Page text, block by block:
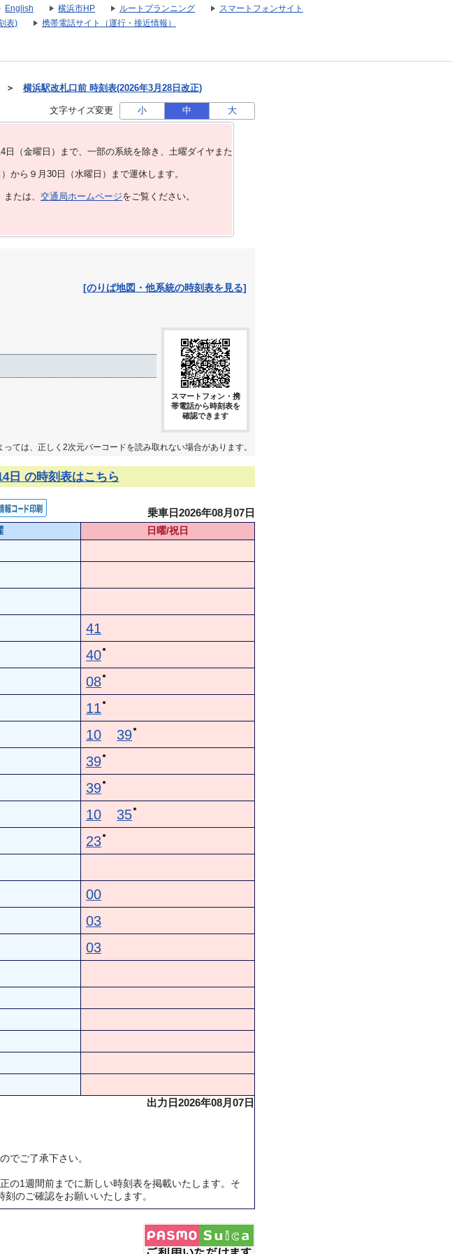
English 横浜市HP ルートプランニング
スマートフォンサイト
表) 携帯電話サイト（運行・接近情報）
＞ 横浜駅改札口前 時刻表(2026年3月28日改正)
文字サイズ変更 小 中 大
（金曜日）まで、⼀部の系統を除き、⼟曜ダイヤまた
ら９月30日（水曜日）まで運休します。
たは、 交通局ホームページをご覧ください。
[のりば地図・他系統の時刻表を見る]
スマートフォン・携
帯電話から時刻表を
確認できます
ては、正しく2次元バーコードを読み取れない場合があります。
日 の時刻表はこちら
乗車日2026年08月07日
日曜/祝日
41
40●
08●
11 ●
10 39●
39●
39●
10 35●
23●
00
03
03
出力日2026年08月07日
ご了承下さい。
の1週間前までに新しい時刻表を掲載いたします。そ
のご確認をお願いいたします。